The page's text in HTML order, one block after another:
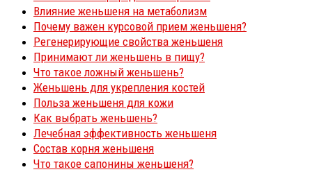
Влияние женьшеня на метаболизм
Почему важен курсовой прием женьшеня?
Регенерирующие свойства женьшеня
Принимают ли женьшень в пищу?
Что такое ложный женьшень?
Женьшень для укрепления костей
Польза женьшеня для кожи
Как выбрать женьшень?
Лечебная эффективность женьшеня
Состав корня женьшеня
Что такое сапонины женьшеня?